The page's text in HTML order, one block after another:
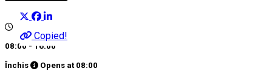
Copied!
08:00 - 16:00
Închis Opens at 08:00